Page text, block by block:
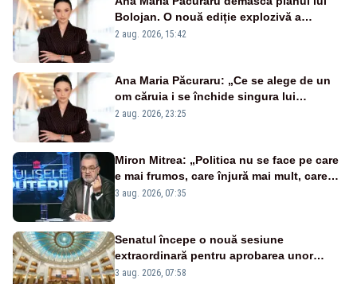
Bolojan. O nouă ediție explozivă a
emisiunii „Miza Zilei” la Realitatea PLUS
2 aug. 2026, 15:42
Ana Maria Păcuraru: „Ce se alege de un
om căruia i se închide singura lui
portiță?”
2 aug. 2026, 23:25
Miron Mitrea: „Politica nu se face pe care
e mai frumos, care înjură mai mult, care
țipă mai tare, ci pe proiecte”
3 aug. 2026, 07:35
Senatul începe o nouă sesiune
extraordinară pentru aprobarea unor
jaloane din PNRR
3 aug. 2026, 07:58